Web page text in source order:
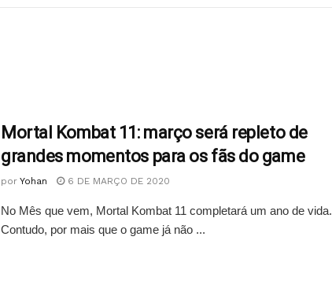
Mortal Kombat 11: março será repleto de
grandes momentos para os fãs do game
por Yohan 6 DE MARÇO DE 2020
No Mês que vem, Mortal Kombat 11 completará um ano de vida.
Contudo, por mais que o game já não ...